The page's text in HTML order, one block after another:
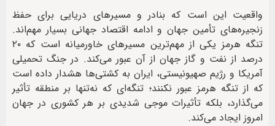
واقعیت این است که بنادر و مسیرهای دریایی برای حفظ
زنجیره‌های تأمین جهان و ادامه اقتصاد جهانی بسیار مهم‌اند.
تنگه هرمز یکی از مهم‌ترین مسیرهای خاورمیانه است که ۲۰
درصد از نفت و گاز جهان از آن عبور می‌کند. در جنگ تحمیلی
آمریکا و رژیم صهیونیستی، ایران به کشتی‌ها هشدار داده است
که از تنگه هرمز عبور نکنند؛ تنگه‌ای که نه‌تنها بر منطقه تأثیر
می‌گذارد، بلکه تأثیرات موجی شدیدی بر هر کشوری در جهان
امروز ایجاد می‌کند.